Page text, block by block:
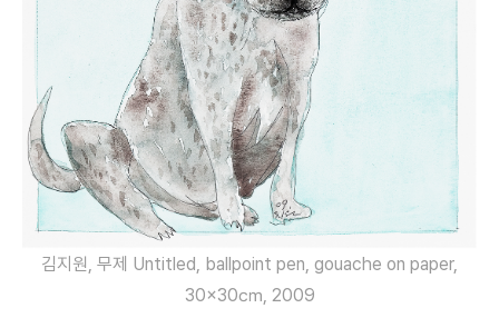
김지원, 무제 Untitled, ballpoint pen, gouache on paper,
30×30㎝, 2009